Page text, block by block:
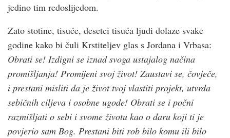
jedino tim redoslijedom.
Zato stotine, tisuće, desetci tisuća ljudi dolaze svake
godine kako bi čuli Krstiteljev glas s Jordana i Vrbasa:
Obrati se! Izdigni se iznad svoga ustajalog načina
promišljanja! Promijeni svoj život! Zaustavi se, čovječe,
i prestani misliti da je život tvoj vlastiti projekt, utvrda
sebičnih ciljeva i osobne ugode! Obrati se i počni
razmišljati o sebi i svome životu kao o daru koji ti je
povjerio sam Bog. Prestani biti rob bilo komu ili bilo